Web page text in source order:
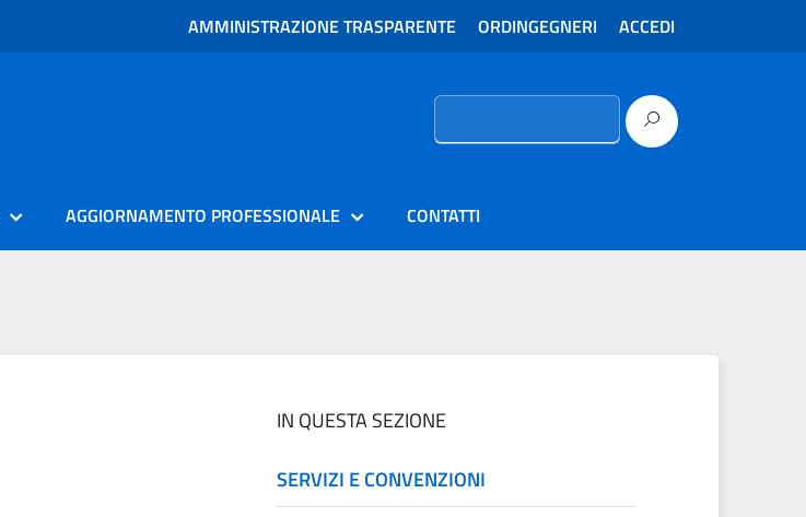
AMMINISTRAZIONE TRASPARENTE ORDINGEGNERI ACCEDI
Ricerca
AGGIORNAMENTO PROFESSIONALE CONTATTI
IN QUESTA SEZIONE
SERVIZI E CONVENZIONI